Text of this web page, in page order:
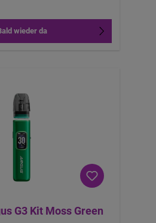
wieder da
G3 Kit Moss Green